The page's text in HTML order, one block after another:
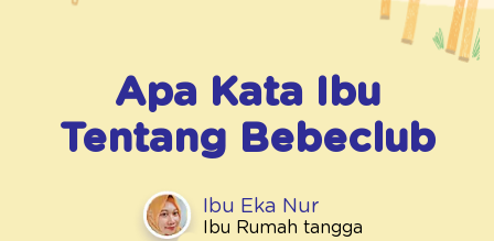
Apa Kata Ibu
Tentang Bebeclub
Ibu Eka Nur
Ibu Rumah tangga